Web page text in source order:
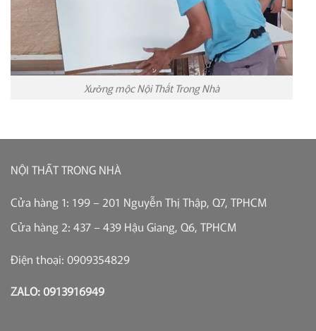
Xưởng mộc Nội Thất Trong Nhà
NỘI THẤT TRONG NHÀ
Cửa hàng 1: 199 – 201 Nguyễn Thị Thập, Q7, TPHCM
Cửa hàng 2: 437 – 439 Hậu Giang, Q6, TPHCM
Điện thoại: 0909354829
ZALO: 0913916949